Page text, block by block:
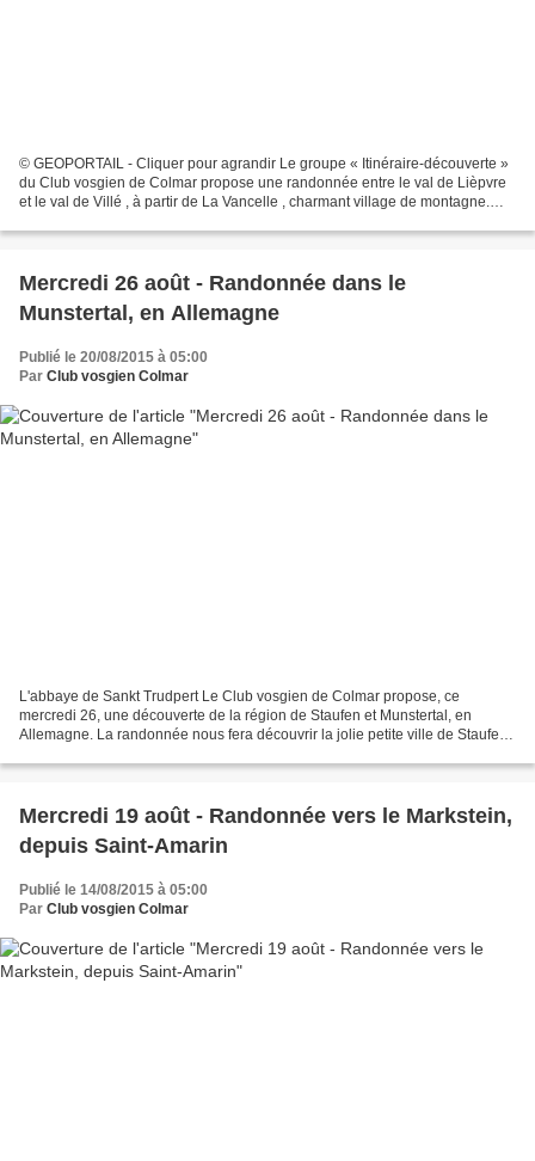
© GEOPORTAIL - Cliquer pour agrandir Le groupe « Itinéraire-découverte »
du Club vosgien de Colmar propose une randonnée entre le val de Lièpvre
et le val de Villé , à partir de La Vancelle , charmant village de montagne.
Mercredi 26 août - Randonnée dans le
Munstertal, en Allemagne
Publié le 20/08/2015 à 05:00
Par Club vosgien Colmar
L'abbaye de Sankt Trudpert Le Club vosgien de Colmar propose, ce
mercredi 26, une découverte de la région de Staufen et Munstertal, en
Allemagne. La randonnée nous fera découvrir la jolie petite ville de Staufen
Mercredi 19 août - Randonnée vers le Markstein,
depuis Saint-Amarin
Publié le 14/08/2015 à 05:00
Par Club vosgien Colmar